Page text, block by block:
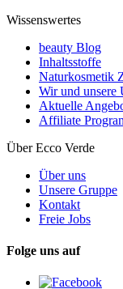
Wissenswertes
beauty Blog
Inhaltsstoffe
Naturkosmetik
Wir und unsere
Aktuelle
Affiliate
Über Ecco Verde
Über uns
Unsere Gruppe
Kontakt
Freie Jobs
Folge uns auf